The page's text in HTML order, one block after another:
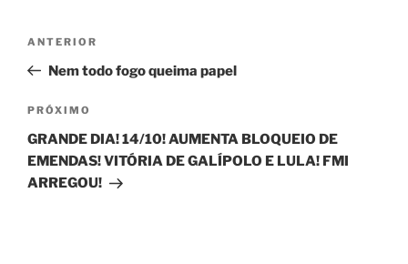
Post
Post
anterior
ANTERIOR
Nem todo fogo queima papel
Próximo
post
PRÓXIMO
GRANDE DIA! 14/10! AUMENTA BLOQUEIO DE
EMENDAS! VITÓRIA DE GALÍPOLO E LULA! FMI
ARREGOU!